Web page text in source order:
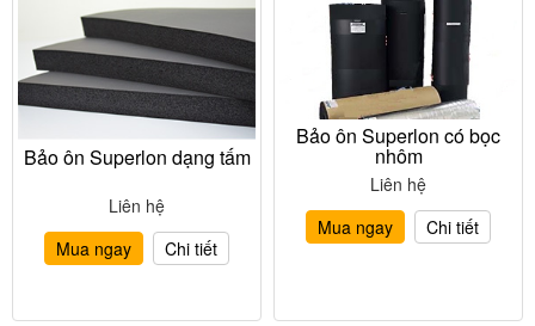
Bảo ôn Superlon dạng tấm
Liên hệ
Mua ngay
Chi tiết
Bảo ôn Superlon có bọc
nhôm
Liên hệ
Mua ngay
Chi tiết